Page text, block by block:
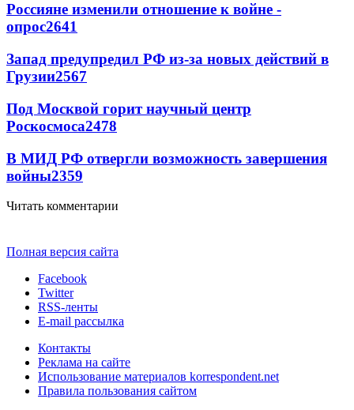
Россияне изменили отношение к войне -
опрос2641
Запад предупредил РФ из-за новых действий в
Грузии2567
Под Москвой горит научный центр
Роскосмоса2478
В МИД РФ отвергли возможность завершения
войны2359
Читать комментарии
Полная версия сайта
Facebook
Twitter
RSS-ленты
E-mail рассылка
Контакты
Реклама на сайте
Использование материалов korrespondent.net
Правила пользования сайтом